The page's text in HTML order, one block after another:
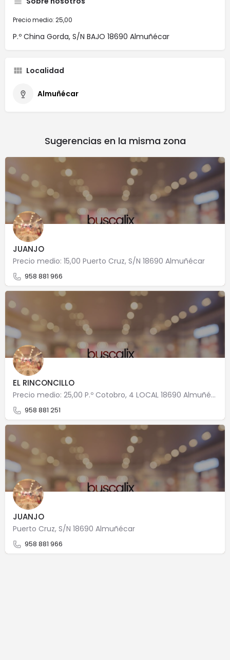
Precio medio: 25,00
P.º China Gorda, S/N BAJO 18690 Almuñécar
Localidad
Almuñécar
Sugerencias en la misma zona
JUANJO
Precio medio: 15,00 Puerto Cruz, S/N 18690 Almuñécar
958 881 966
EL RINCONCILLO
Precio medio: 25,00 P.º Cotobro, 4 LOCAL 18690 Almuñécar
958 881 251
JUANJO
Puerto Cruz, S/N 18690 Almuñécar
958 881 966